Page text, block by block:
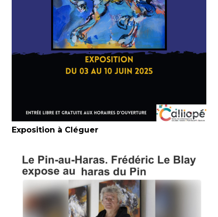
Exposition à Cléguer